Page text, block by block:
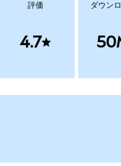
評価
4.7
ダウン